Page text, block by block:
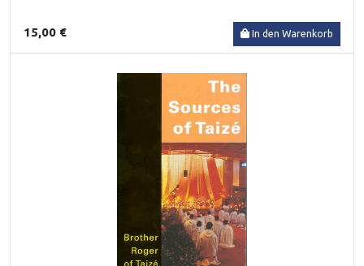
15,00 € In den Warenkorb